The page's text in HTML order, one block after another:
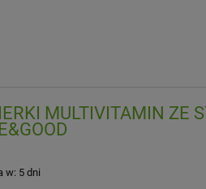
MULTIVITAMIN ZE
w: 5 dni